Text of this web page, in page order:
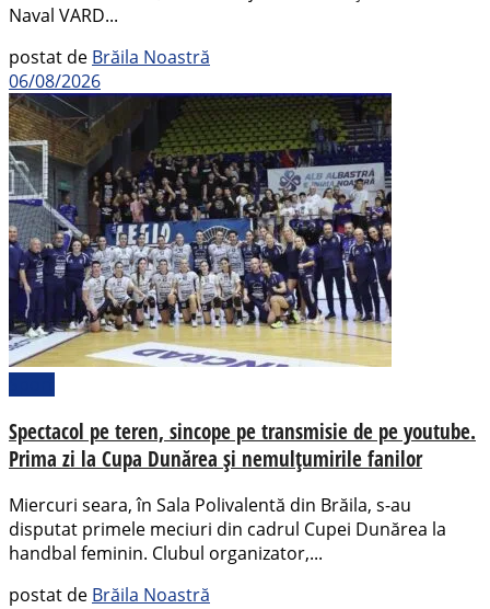
Naval VARD...
postat de Brăila Noastră
06/08/2026
Spectacol pe teren, sincope pe transmisie de pe youtube.
Prima zi la Cupa Dunărea și nemulțumirile fanilor
Miercuri seara, în Sala Polivalentă din Brăila, s-au
disputat primele meciuri din cadrul Cupei Dunărea la
handbal feminin. Clubul organizator,...
postat de Brăila Noastră